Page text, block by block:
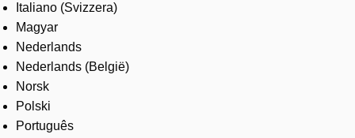
Italiano (Svizzera)
Magyar
Nederlands
Nederlands (België)
Norsk
Polski
Português